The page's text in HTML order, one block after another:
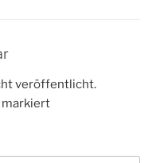
veröffentlicht.
markiert